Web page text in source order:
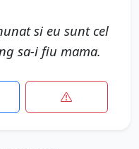
si eu sunt cel
sa-i fiu mama.